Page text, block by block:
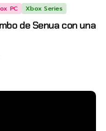
PC Xbox Series
de Senua con una